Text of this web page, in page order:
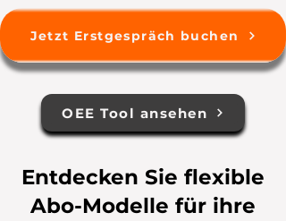
Jetzt Erstgespräch buchen
OEE Tool ansehen
Entdecken Sie flexible
Abo-Modelle für ihre